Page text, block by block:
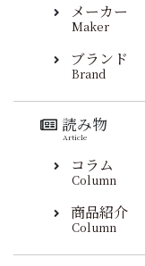
メーカー
Maker
ブランド
Brand
読み物
Article
コラム
Column
商品紹介
Column